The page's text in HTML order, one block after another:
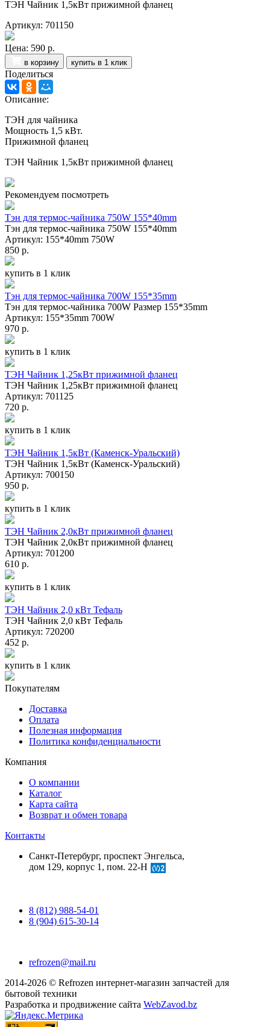
ТЭН Чайник 1,5кВт прижимной фланец
Артикул: 701150
Цена: 590 р.
в корзину купить в 1 клик
Поделиться
Описание:
ТЭН для чайника
Мощность 1,5 кВт.
Прижимной фланец
ТЭН Чайник 1,5кВт прижимной фланец
Рекомендуем посмотреть
Тэн для термос-чайника 750W 155*40mm
Тэн для термос-чайника 750W 155*40mm
Артикул: 155*40mm 750W
850 р.
купить в 1 клик
Тэн для термос-чайника 700W 155*35mm
Тэн для термос-чайника 700W Размер 155*35mm
Артикул: 155*35mm 700W
970 р.
купить в 1 клик
ТЭН Чайник 1,25кВт прижимной фланец
ТЭН Чайник 1,25кВт прижимной фланец
Артикул: 701125
720 р.
купить в 1 клик
ТЭН Чайник 1,5кВт (Каменск-Уральский)
ТЭН Чайник 1,5кВт (Каменск-Уральский)
Артикул: 700150
950 р.
купить в 1 клик
ТЭН Чайник 2,0кВт прижимной фланец
ТЭН Чайник 2,0кВт прижимной фланец
Артикул: 701200
610 р.
купить в 1 клик
ТЭН Чайник 2,0 кВт Тефаль
ТЭН Чайник 2,0 кВт Тефаль
Артикул: 720200
452 р.
купить в 1 клик
Покупателям
Доставка
Оплата
Полезная информация
Политика конфиденциальности
Компания
О компании
Каталог
Карта сайта
Возврат и обмен товара
Контакты
Санкт-Петербург, проспект Энгельса,
дом 129, корпус 1, пом. 22-Н
8 (812) 988-54-01
8 (904) 615-30-14
refrozen@mail.ru
2014-2026 © Refrozen интернет-магазин запчастей для
бытовой техники
Разработка и продвижение сайта WebZavod.bz